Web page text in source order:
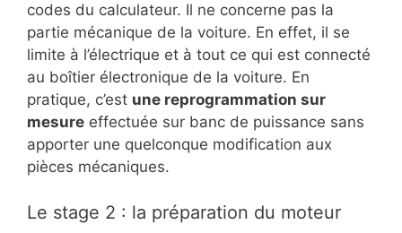
codes du calculateur. Il ne concerne pas la
partie mécanique de la voiture. En effet, il se
limite à l’électrique et à tout ce qui est connecté
au boîtier électronique de la voiture. En
pratique, c’est une reprogrammation sur
mesure effectuée sur banc de puissance sans
apporter une quelconque modification aux
pièces mécaniques.
Le stage 2 : la préparation du moteur